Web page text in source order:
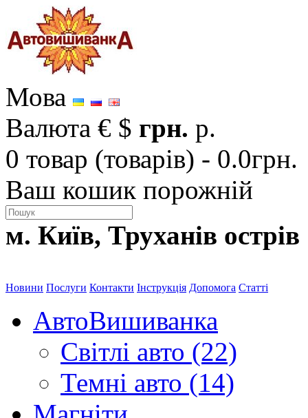
Мова
Валюта € $ грн. р.
0 товар (товарів) - 0.0грн.
Ваш кошик порожній
м. Київ, Труханів острів
Новини Послуги Контакти Інструкція Допомога Статті
АвтоВишиванка
Світлі авто (22)
Темні авто (14)